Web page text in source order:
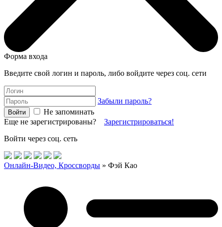
Форма входа
Введите свой логин и пароль, либо войдите через соц. сети
Забыли пароль?
Не запоминать
Еще не зарегистрированы? Зарегистрироваться!
Войти через соц. сеть
Онлайн-Видео, Кроссворды » Фэй Као